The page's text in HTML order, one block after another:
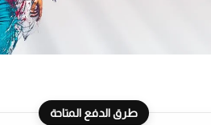
طرق الدفع المتاحة